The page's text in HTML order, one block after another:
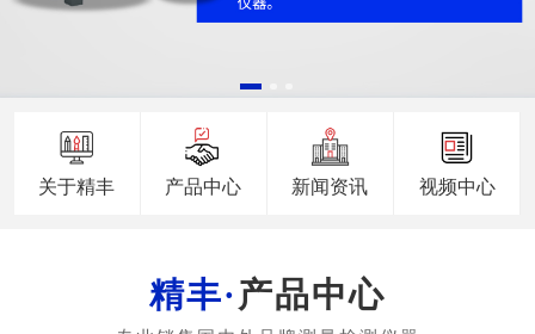
关于精丰 产品中心 新闻资讯 视频中心
产品中心